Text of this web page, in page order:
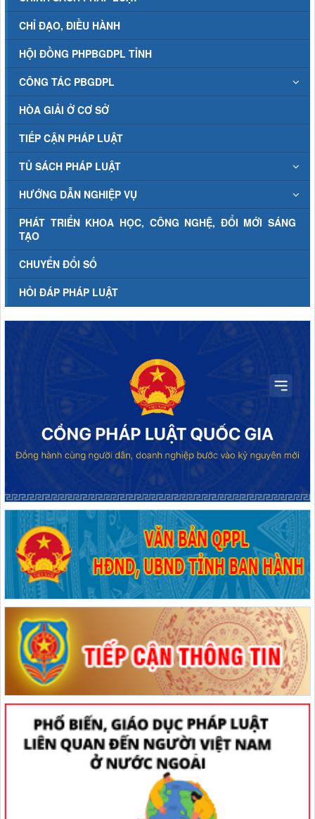
CHỈ ĐẠO, ĐIỀU HÀNH
HỘI ĐỒNG PHPBGDPL TỈNH
CÔNG TÁC PBGDPL
HÒA GIẢI Ở CƠ SỞ
TIẾP CẬN PHÁP LUẬT
TỦ SÁCH PHÁP LUẬT
HƯỚNG DẪN NGHIỆP VỤ
PHÁT TRIỂN KHOA HỌC, CÔNG NGHỆ, ĐỔI MỚI SÁNG
TẠO
CHUYỂN ĐỔI SỐ
HỎI ĐÁP PHÁP LUẬT